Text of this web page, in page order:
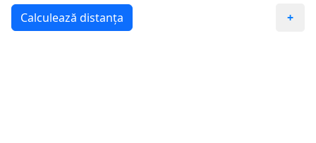
Calculează distanța +